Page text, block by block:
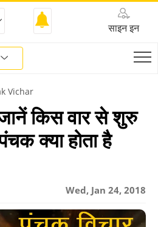
साइन इन
Vichar
किस वार से शुरु
क्या होता है
Wed, Jan 24, 2018